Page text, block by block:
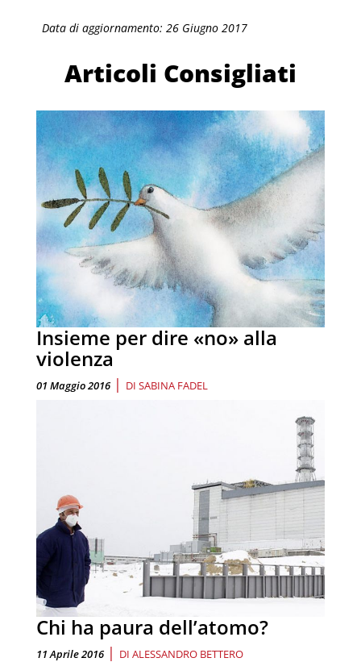
Data di aggiornamento: 26 Giugno 2017
Articoli Consigliati
Insieme per dire «no» alla
violenza
01 Maggio 2016 | DI SABINA FADEL
Chi ha paura dell’atomo?
11 Aprile 2016 | DI ALESSANDRO BETTERO